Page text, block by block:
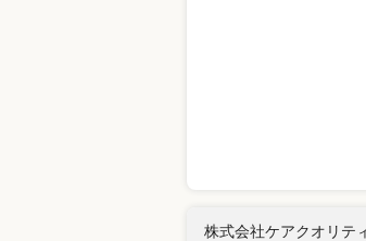
株式会社ケアクオリテ